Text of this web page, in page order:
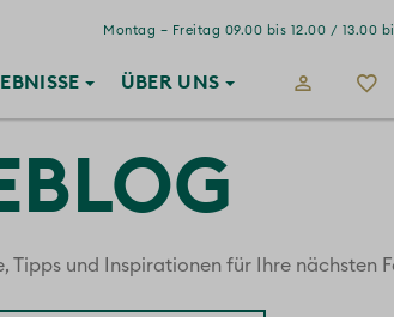
Montag – Freitag 09.00 bis 12.00 / 13.00
ÜBER UNS
Tipps und Inspirationen für Ihre nächsten